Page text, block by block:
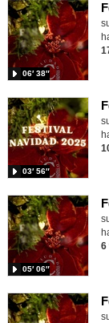
06′ 38″
03′ 56″
05′ 06″
6